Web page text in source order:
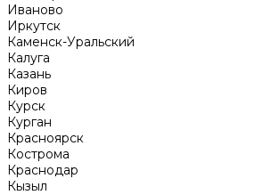
Иваново
Иркутск
Каменск-Уральский
Калуга
Казань
Киров
Курск
Курган
Красноярск
Кострома
Краснодар
Кызыл